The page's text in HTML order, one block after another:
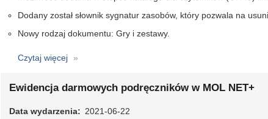
Dodany został słownik sygnatur zasobów, który pozwala na
Nowy rodzaj dokumentu: Gry i zestawy.
Czytaj więcej
o
NET
aktualizacja
Ewidencja darmowych podręczników w MOL NET+
Data wydarzenia
2021-06-22